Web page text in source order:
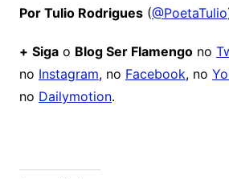
Por Tulio Rodrigues(@PoetaTulio
+ Sigao Blog Ser Flamengono
no Instagram, no Facebook, no
no Dailymotion.